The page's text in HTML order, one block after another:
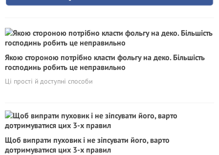
Якою стороною потрібно класти фольгу на деко. Більшість
господинь робить це неправильно
Ці прості й доступні способи
Щоб випрати пуховик і не зіпсувати його, варто
дотримуватися цих 3-х правил